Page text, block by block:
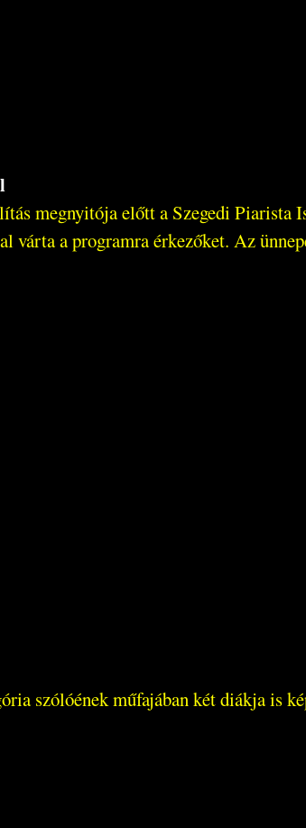
megnyitója előtt a Szegedi
várta a programra érkezőket. Az
szólóének műfajában két diákja is